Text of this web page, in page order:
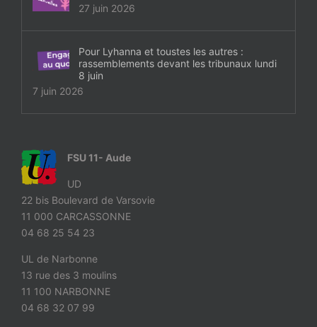
27 juin 2026
Pour Lyhanna et toustes les autres :
rassemblements devant les tribunaux lundi
8 juin
7 juin 2026
FSU 11- Aude
UD
22 bis Boulevard de Varsovie
11 000 CARCASSONNE
04 68 25 54 23
UL de Narbonne
13 rue des 3 moulins
11 100 NARBONNE
04 68 32 07 99